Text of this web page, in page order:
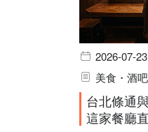
2026-07-23
美食・酒吧
台北條通
這家餐廳